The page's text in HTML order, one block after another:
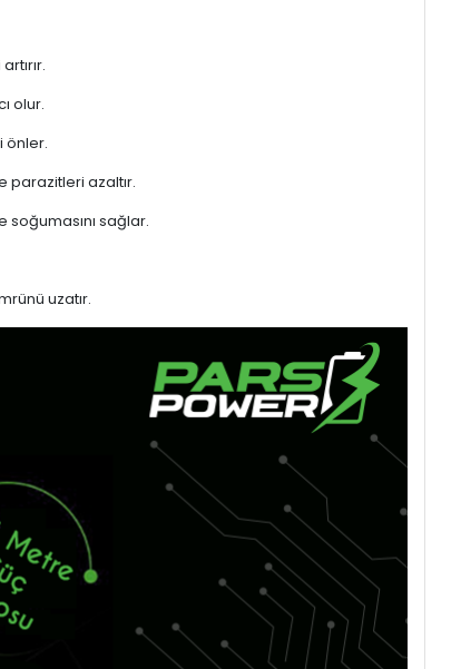
olur.
önler.
parazitleri azaltır.
soğumasını sağlar.
uzatır.